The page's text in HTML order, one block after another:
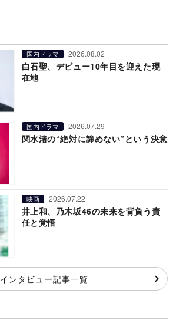
国内ドラマ 2026.08.02
白石聖、デビュー10年目を迎えた現
在地
国内ドラマ 2026.07.29
関水渚の“絶対に諦めない”という決意
映画 2026.07.22
井上和、乃木坂46の未来を背負う責
任と覚悟
インタビュー記事一覧